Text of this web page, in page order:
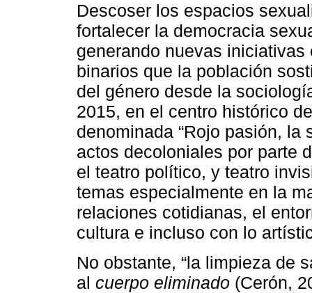
Descoser los espacios
fortalecer la democracia
generando nuevas
binarios que la población
del género desde la
2015, en el centro histórico
denominada “Rojo pasión,
actos decoloniales por parte
el teatro político, y teatro
temas especialmente en la
relaciones cotidianas, el
cultura e incluso con lo
No obstante, “la limpieza de
al cuerpo eliminado (Cerón,